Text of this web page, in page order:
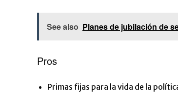
See also Planes de jubilación de
Pros
Primas fijas para la vida de la